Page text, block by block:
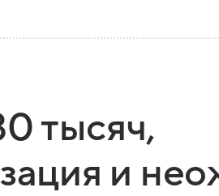
тысяч,
и